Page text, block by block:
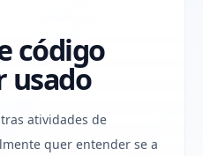
código
usado
atividades de
quer entender se a